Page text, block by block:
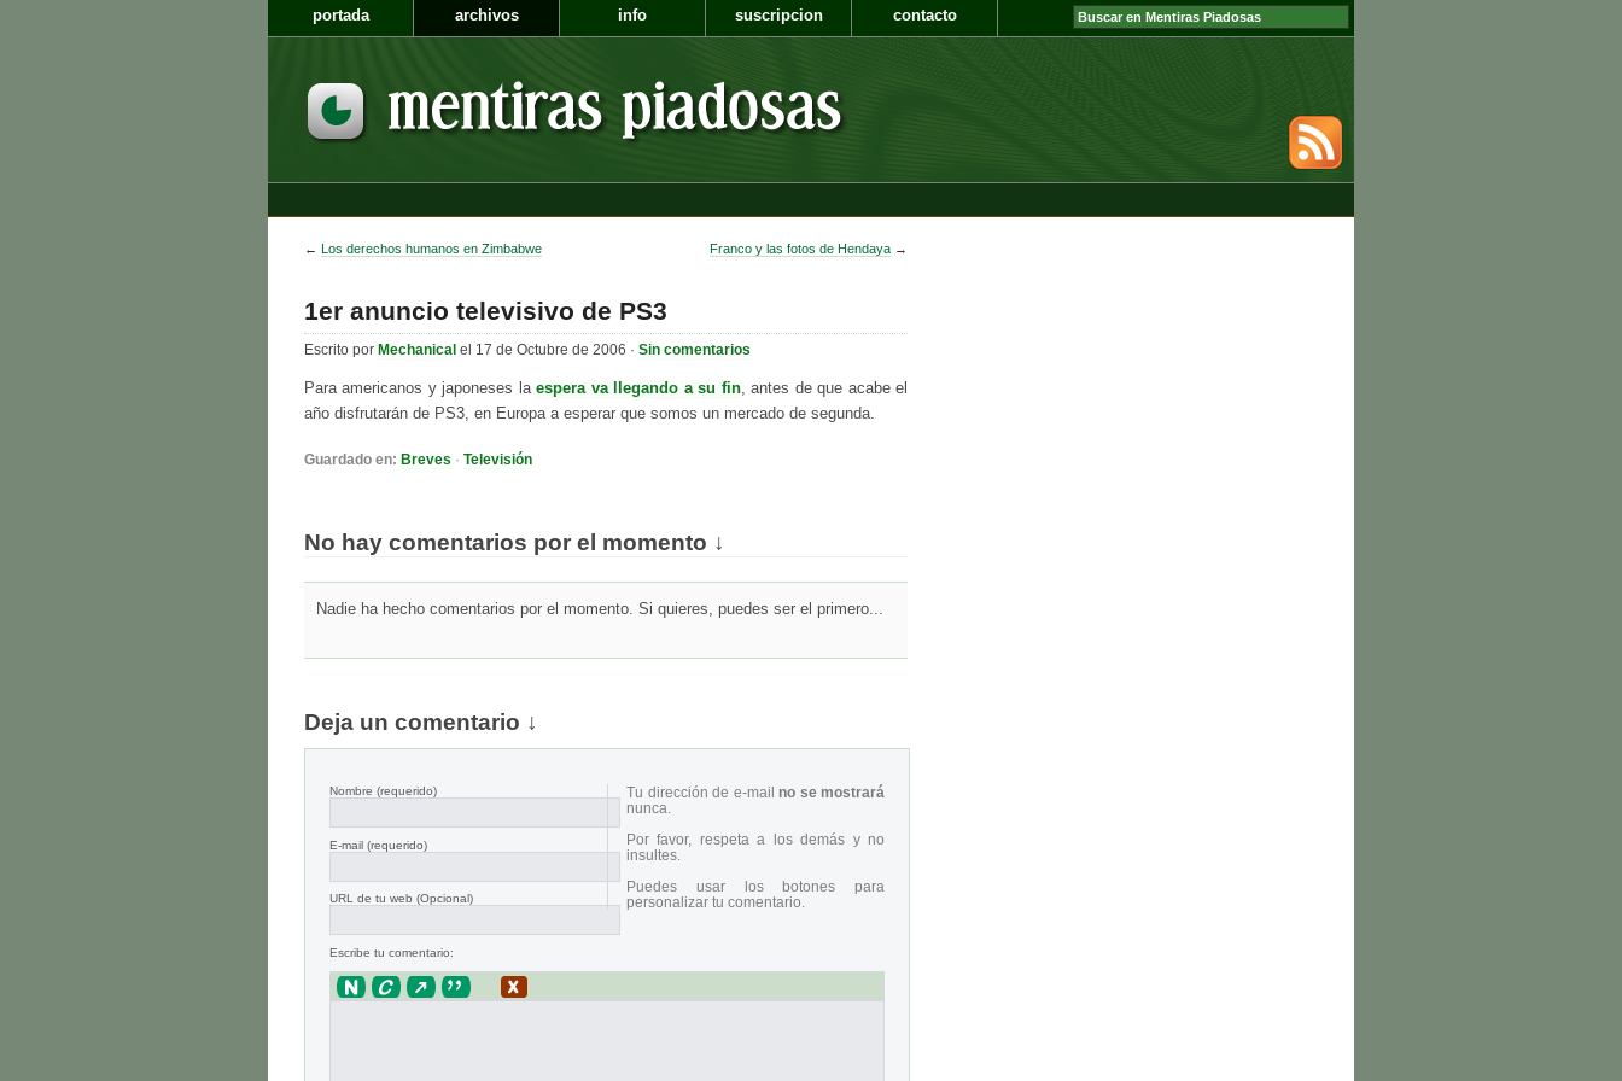
portada archivos info suscripcion contacto
← Los derechos humanos en Zimbabwe Franco y las fotos de Hendaya →
1er anuncio televisivo de PS3
Escrito por Mechanical el 17 de Octubre de 2006 · Sin comentarios
Para americanos y japoneses laespera va llegando a su fin, antes de que acabe el
año disfrutarán de PS3, en Europa a esperar que somos un mercado de segunda.
Guardado en: Breves · Televisión
No hay comentarios por el momento ↓
Nadie ha hecho comentarios por el momento. Si quieres, puedes ser el primero...
Deja un comentario ↓
Nombre (requerido)
E-mail (requerido)
URL de tu web (Opcional)
Tu dirección de e-mail no se mostrará
nunca.
Por favor, respeta a los demás y no
insultes.
Puedes usar los botones para
personalizar tu comentario.
Escribe tu comentario: